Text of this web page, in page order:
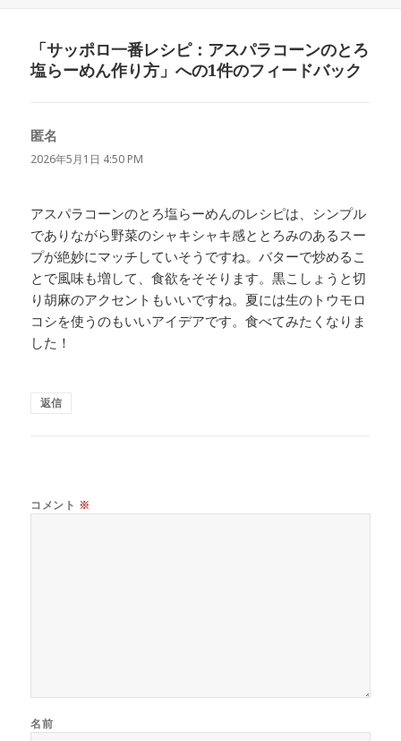
「サッポロ一番レシピ：アスパラコーンのとろ
塩らーめん作り方」への1件のフィードバック
匿名
り:
2026年5月1日 4:50 PM
アスパラコーンのとろ塩らーめんのレシピは、シンプル
でありながら野菜のシャキシャキ感ととろみのあるスー
プが絶妙にマッチしていそうですね。バターで炒めるこ
とで風味も増して、食欲をそそります。黒こしょうと切
り胡麻のアクセントもいいですね。夏には生のトウモロ
コシを使うのもいいアイデアです。食べてみたくなりま
した！
返信
コメント ※
名前